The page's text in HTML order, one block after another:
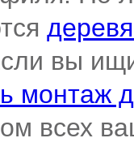
вы
монтаж
всех